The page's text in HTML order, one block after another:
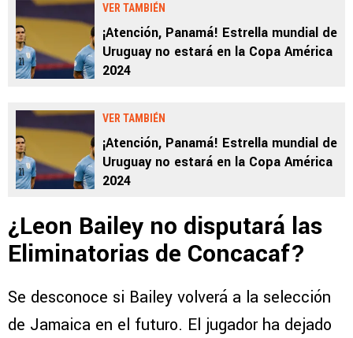
VER TAMBIÉN
¡Atención, Panamá! Estrella mundial de
Uruguay no estará en la Copa América
2024
VER TAMBIÉN
¡Atención, Panamá! Estrella mundial de
Uruguay no estará en la Copa América
2024
¿Leon Bailey no disputará las
Eliminatorias de Concacaf?
Se desconoce si Bailey volverá a la selección
de Jamaica en el futuro. El jugador ha dejado